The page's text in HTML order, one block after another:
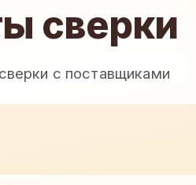
сверки
с поставщиками